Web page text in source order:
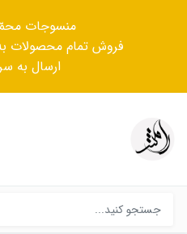
منسوجات
فروش تمام محصولات
ارسال به